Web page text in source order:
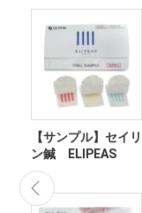
【サンプル】セイリ
ン鍼 ELIPEAS